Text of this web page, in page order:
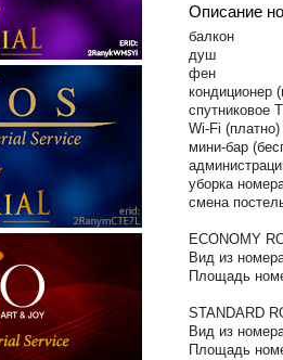
Описание
балкон
душ
фен
​кондиционер
спутниковое
Wi-Fi (платно)
мини-бар
уборка
смена
ECONOMY
Вид из
Площадь
STANDARD
Вид из
Площадь